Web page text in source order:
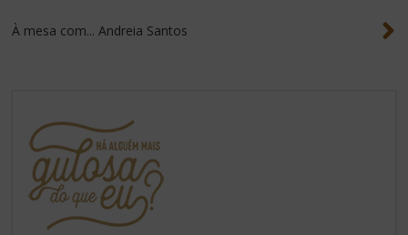
À mesa com... Andreia Santos